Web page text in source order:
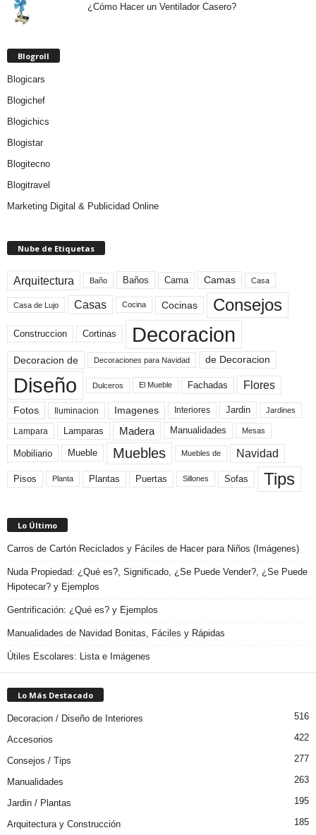
¿Cómo Hacer un Ventilador Casero?
Blogroll
Blogicars
Blogichef
Blogichics
Blogistar
Blogitecno
Blogitravel
Marketing Digital & Publicidad Online
Nube de Etiquetas
Arquitectura Baño Baños Cama Camas Casa
Casa de Lujo Casas Cocina Cocinas Consejos
Construccion Cortinas Decoracion
Decoracion de Decoraciones para Navidad de Decoracion
Diseño Dulceros El Mueble Fachadas Flores
Fotos Iluminacion Imagenes Interiores Jardin Jardines
Lampara Lamparas Madera Manualidades Mesas
Mobiliario Mueble Muebles Muebles de Navidad
Pisos Planta Plantas Puertas Sillones Sofas Tips
Lo Último
Carros de Cartón Reciclados y Fáciles de Hacer para Niños (Imágenes)
Nuda Propiedad: ¿Qué es?, Significado, ¿Se Puede Vender?, ¿Se Puede
Hipotecar? y Ejemplos
Gentrificación: ¿Qué es? y Ejemplos
Manualidades de Navidad Bonitas, Fáciles y Rápidas
Útiles Escolares: Lista e Imágenes
Lo Más Destacado
Decoracion / Diseño de Interiores 516
Accesorios 422
Consejos / Tips 277
Manualidades 263
Jardin / Plantas 195
Arquitectura y Construcción 185